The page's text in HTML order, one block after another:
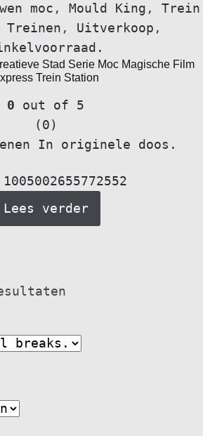
moc , Mould King , Trein
Treinen , Uitverkoop ,
Stad Serie Moc Magische Film
Trein Station
0 out of 5
(0)
In originele doos.
Lees verder